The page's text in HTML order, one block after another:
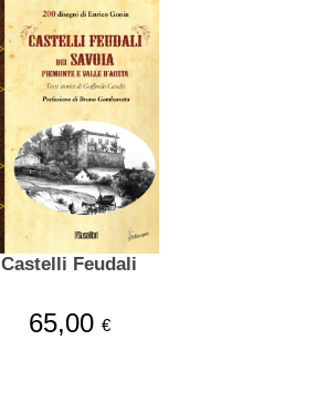
Castelli Feudali
65,00 €